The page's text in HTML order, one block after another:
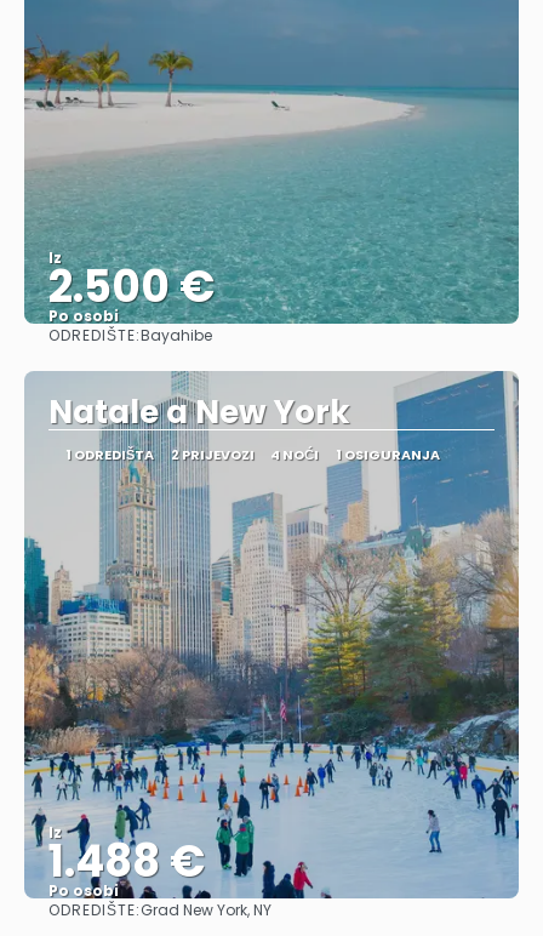
Iz
2.500 €
Po osobi
ODREDIŠTE:Bayahibe
Natale a New York
1 ODREDIŠTA 2 PRIJEVOZI 4 NOĆI 1 OSIGURANJA
Iz
1.488 €
Po osobi
Vidjeti
ODREDIŠTE:Grad New York, NY